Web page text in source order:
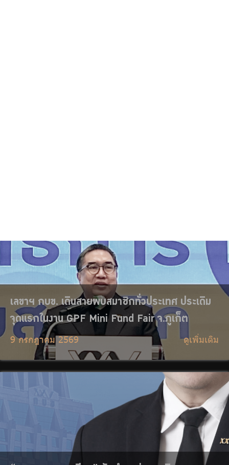
“ศรพล ตุลยะเสถียร” รับตำแหน่งเลขาธิการ กบข.
คนที่ 8 มุ่งยกระดับลงทุนมืออาชีพ ดูแลสมาชิกอย่าง
เข้าใจ ขับเคลื่อนเศรษฐกิจไทยยั่งยืน
1 กรกฎาคม 2569